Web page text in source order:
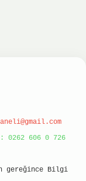
0262 606 0 726
gereğince Bilgi